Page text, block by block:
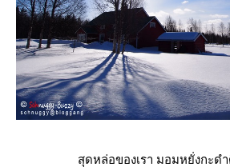
สุดหล่อของเรา มอมหยั่งกะด